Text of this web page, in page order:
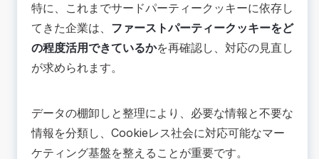
特に、これまでサードパーティークッキーに依存し
てきた企業は、 ファーストパーティークッキーをど
の程度活用できているかを再確認し、対応の見直し
が求められます。
データの棚卸しと整理により、必要な情報と不要な
情報を分類し、Cookieレス社会に対応可能なマー
ケティング基盤を整えることが重要です。